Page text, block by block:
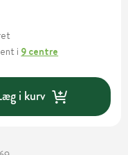
i 9 centre
i kurv